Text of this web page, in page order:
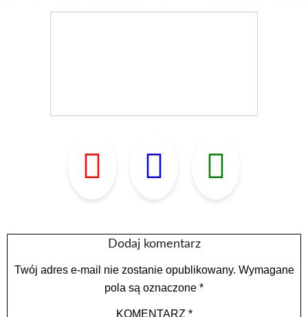
Dodaj komentarz
Twój adres e-mail nie zostanie opublikowany. Wymagane
pola są oznaczone *
KOMENTARZ *